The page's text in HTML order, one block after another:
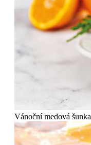
Vánoční medová šunka